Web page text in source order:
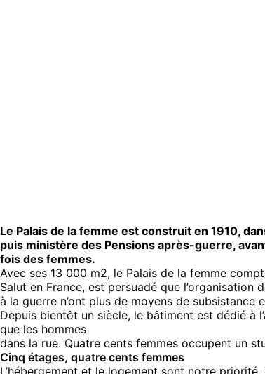
Le Palais de la femme est construit en 1910,
puis ministère des Pensions après-guerre,
fois des femmes.
Avec ses 13 000 m2, le Palais de la femme
Salut en France, est persuadé que
à la guerre n’ont plus de moyens de subsistance
Depuis bientôt un siècle, le bâtiment est dédié à
que les hommes
dans la rue. Quatre cents femmes occupent un
Cinq étages, quatre cents femmes
L’hébergement et le logement sont notre